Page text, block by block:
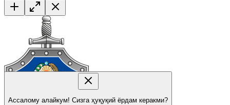
Ассалому алайкум! Сизга ҳуқуқий ёрдам керакми?